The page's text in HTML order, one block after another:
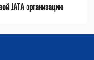
JATA организацию